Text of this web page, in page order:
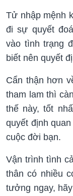
Tử nhập mệnh
đi sự quyết
vào tình trạng
biết nên quyết
Cẩn thận hơn
tham lam thì
thế này, tốt
quyết định
cuộc đời bạn.
Vận trình tình
thân có nhiều
tưởng ngay,